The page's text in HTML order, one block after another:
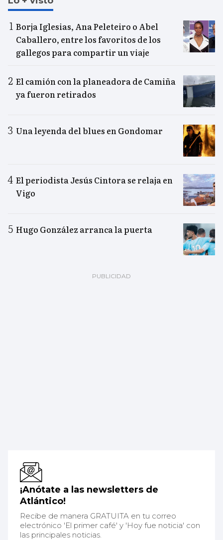
Borja Iglesias, Ana Peleteiro o Abel
Caballero, entre los favoritos de los
gallegos para compartir un viaje
El camión con la planeadora de Camiña
ya fueron retirados
Una leyenda del blues en Gondomar
El periodista Jesús Cintora se relaja en
Vigo
Hugo González arranca la puerta
¡Anótate a las newsletters de
Atlántico!
Recibe de manera GRATUITA en tu correo
electrónico 'El primer café' y 'Hoy fue noticia' con
las principales noticias.